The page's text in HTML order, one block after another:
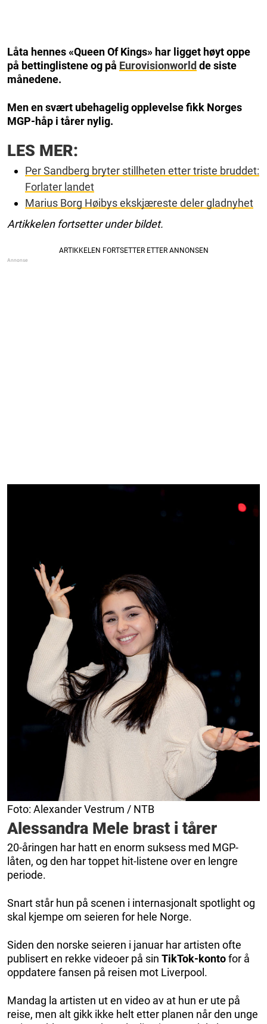
Låta hennes «Queen Of Kings» har ligget høyt oppe
på bettinglistene og på Eurovisionworldde siste
månedene.
Men en svært ubehagelig opplevelse fikk Norges
MGP-håp i tårer nylig.
LES MER:
Per Sandberg bryter stillheten etter triste bruddet:
Forlater landet
Marius Borg Høibys ekskjæreste deler gladnyhet
Artikkelen fortsetter under bildet.
Foto: Alexander Vestrum / NTB
Alessandra Mele brast i tårer
20-åringen har hatt en enorm suksess med MGP-
låten, og den har toppet hit-listene over en lengre
periode.
Snart står hun på scenen i internasjonalt spotlight og
skal kjempe om seieren for hele Norge.
Siden den norske seieren i januar har artisten ofte
publisert en rekke videoer på sin TikTok-kontofor å
oppdatere fansen på reisen mot Liverpool.
Mandag la artisten ut en video av at hun er ute på
reise, men alt gikk ikke helt etter planen når den unge